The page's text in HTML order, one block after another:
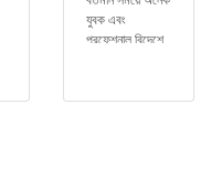
যুবক এবং
প্রফেশনাল বিদেশে
বেতন, উন্নত কর্...